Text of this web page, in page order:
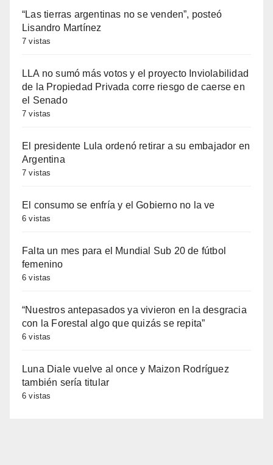
“Las tierras argentinas no se venden”, posteó
Lisandro Martínez
7 vistas
LLA no sumó más votos y el proyecto Inviolabilidad
de la Propiedad Privada corre riesgo de caerse en
el Senado
7 vistas
El presidente Lula ordenó retirar a su embajador en
Argentina
7 vistas
El consumo se enfría y el Gobierno no la ve
6 vistas
Falta un mes para el Mundial Sub 20 de fútbol
femenino
6 vistas
“Nuestros antepasados ya vivieron en la desgracia
con la Forestal algo que quizás se repita”
6 vistas
Luna Diale vuelve al once y Maizon Rodríguez
también sería titular
6 vistas